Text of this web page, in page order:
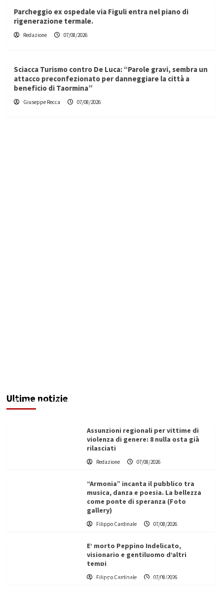
Parcheggio ex ospedale via Figuli entra nel piano di
rigenerazione termale.
Redazione 07/08/2026
Sciacca Turismo contro De Luca: “Parole gravi, sembra un
attacco preconfezionato per danneggiare la città a
beneficio di Taormina”
Giuseppe Recca 07/08/2026
Ultime notizie
Redazione 07/08/2026
Assunzioni regionali per vittime di
violenza di genere: 8 nulla osta già
rilasciati
Redazione 07/08/2026
“Armonia” incanta il pubblico tra
musica, danza e poesia. La bellezza
come ponte di speranza (Foto
gallery)
Filippo Cardinale 07/08/2026
E’ morto Peppino Indelicato,
visionario e gentiluomo d’altri
tempi
Filippo Cardinale 07/08/2026
L’ingegnere saccense Buscarnera partner chiave
di un progetto transnazionale per la transizione